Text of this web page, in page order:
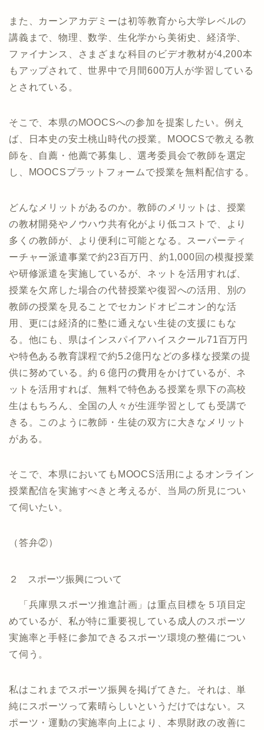
また、カーンアカデミーは初等教育から大学レベルの
講義まで、物理、数学、生化学から美術史、経済学、
ファイナンス、さまざまな科目のビデオ教材が4,200本
もアップされて、世界中で月間600万人が学習している
とされている。
そこで、本県のMOOCSへの参加を提案したい。例え
ば、日本史の安土桃山時代の授業。MOOCSで教える教
師を、自薦・他薦で募集し、選考委員会で教師を選定
し、MOOCSプラットフォームで授業を無料配信する。
どんなメリットがあるのか。教師のメリットは、授業
の教材開発やノウハウ共有化がより低コストで、より
多くの教師が、より便利に可能となる。スーパーティ
ーチャー派遣事業で約23百万円、約1,000回の模擬授業
や研修派遣を実施しているが、ネットを活用すれば、
授業を欠席した場合の代替授業や復習への活用、別の
教師の授業を見ることでセカンドオピニオン的な活
用、更には経済的に塾に通えない生徒の支援にもな
る。他にも、県はインスパイアハイスクール71百万円
や特色ある教育課程で約5.2億円などの多様な授業の提
供に努めている。約６億円の費用をかけているが、ネ
ットを活用すれば、無料で特色ある授業を県下の高校
生はもちろん、全国の人々が生涯学習としても受講で
きる。このように教師・生徒の双方に大きなメリット
がある。
そこで、本県においてもMOOCS活用によるオンライン
授業配信を実施すべきと考えるが、当局の所見につい
て伺いたい。
（答弁②）
２ スポーツ振興について
「兵庫県スポーツ推進計画」は重点目標を５項目定
めているが、私が特に重要視している成人のスポーツ
実施率と手軽に参加できるスポーツ環境の整備につい
て伺う。
私はこれまでスポーツ振興を掲げてきた。それは、単
純にスポーツって素晴らしいというだけではない。ス
ポーツ・運動の実施率向上により、本県財政の改善に